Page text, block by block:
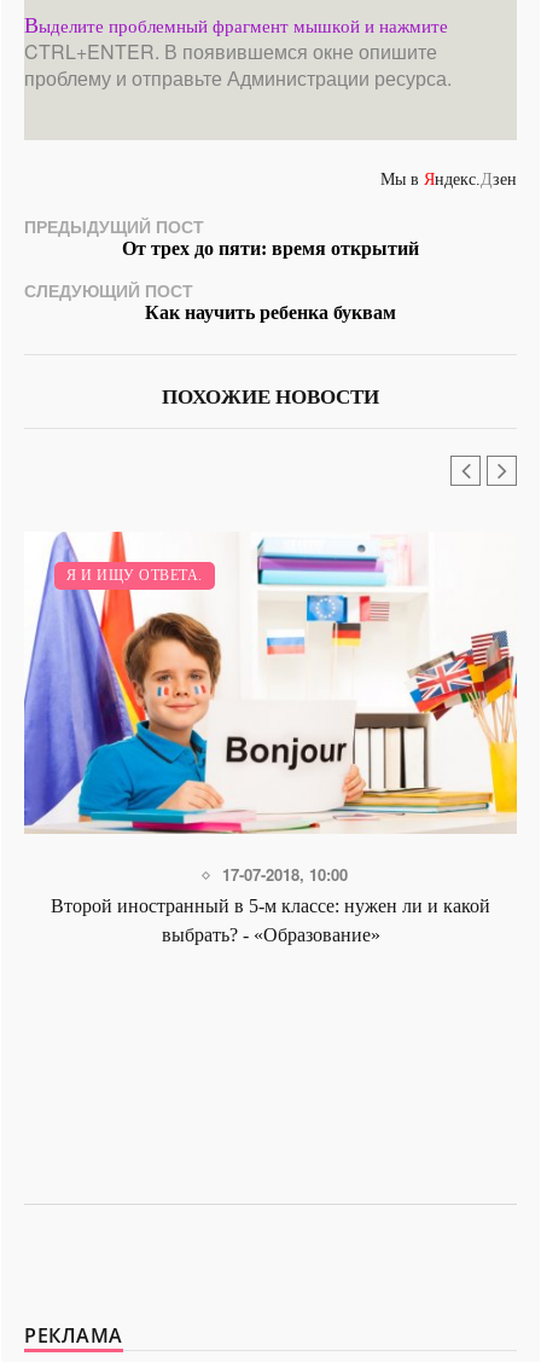
Выделите проблемный фрагмент мышкой и нажмите
CTRL+ENTER. В появившемся окне опишите
проблему и отправьте Администрации ресурса.
Мы в Яндекс. Дзен
ПРЕДЫДУЩИЙ ПОСТ
От трех до пяти: время открытий
СЛЕДУЮЩИЙ ПОСТ
Как научить ребенка буквам
ПОХОЖИЕ НОВОСТИ
Я И ИЩУ ОТВЕТА.
17-07-2018, 10:00
Второй иностранный в 5-м классе: нужен ли и какой
выбрать? - «Образование»
РЕКЛАМА